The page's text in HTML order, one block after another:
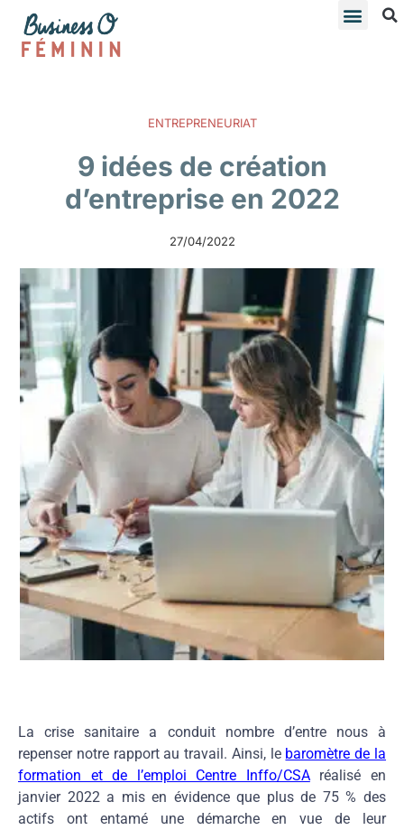
ENTREPRENEURIAT
9 idées de création
d’entreprise en 2022
27/04/2022
La crise sanitaire a conduit nombre d’entre nous à
repenser notre rapport au travail. Ainsi, le baromètre de la
formation et de l’emploi Centre Inffo/CSAréalisé en
janvier 2022 a mis en évidence que plus de 75 % des
actifs ont entamé une démarche en vue de leur